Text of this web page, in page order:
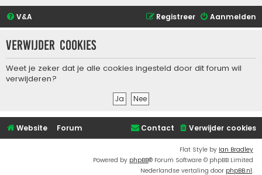
V&A Aanmelden
Registreer
Verwijder cookies
Weet je zeker dat je alle cookies ingesteld door dit forum wil
verwijderen?
Website Forum Verwijder cookies
Contact
Flat Style by Ian Bradley
Powered by phpBB® Forum Software © phpBB Limited
Nederlandse vertaling door phpBB.nl.